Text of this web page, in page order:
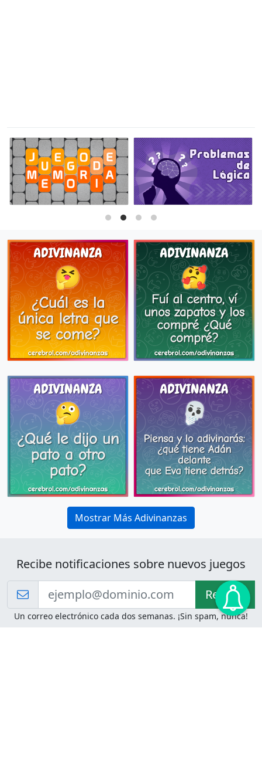
Mostrar Más Adivinanzas
Recibe notificaciones sobre nuevos juegos
Recibir!
Un correo electrónico cada dos semanas. ¡Sin spam, nunca!